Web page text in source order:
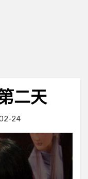
二天
24